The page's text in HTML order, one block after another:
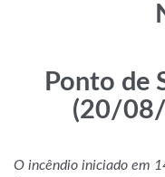
Ponto de
(20/
O incêndio iniciado em